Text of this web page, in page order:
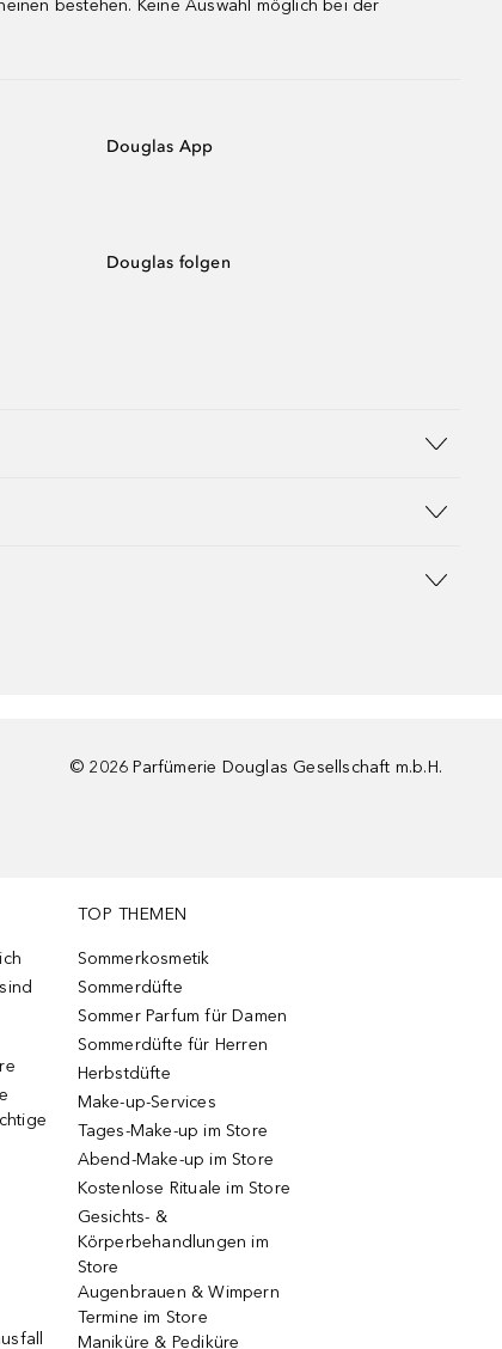
bestehen. Keine Auswahl möglich bei der
Douglas App
Douglas folgen
© 2026 Parfümerie Douglas Gesellschaft m.b.H.
TOP THEMEN
Sommerkosmetik
Sommerdüfte
Sommer Parfum für Damen
Sommerdüfte für Herren
Herbstdüfte
Make-up-Services
Tages-Make-up im Store
Abend-Make-up im Store
Kostenlose Rituale im Store
Gesichts- &
Körperbehandlungen im
Store
Augenbrauen & Wimpern
Termine im Store
Maniküre & Pediküre